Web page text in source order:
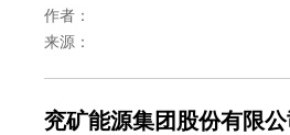
作者：
来源：